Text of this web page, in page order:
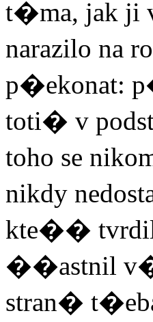
t�ma, jak ji
narazilo na
p�ekonat:
toti� v
toho se
nikdy
kte��
��astnil
stran�